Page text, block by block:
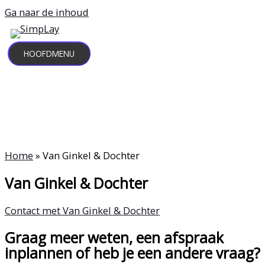
Ga naar de inhoud
HOOFDMENU
Home » Van Ginkel & Dochter
Van Ginkel & Dochter
Contact met Van Ginkel & Dochter
Graag meer weten, een afspraak
inplannen of heb je een andere vraag?